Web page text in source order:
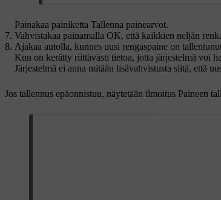
Painakaa painiketta Tallenna painearvot.
Vahvistakaa painamalla OK, että kaikkien neljän
Ajakaa autolla, kunnes uusi rengaspaine on
Kun on kerätty riittävästi tietoa, jotta järjestelmä voi
Järjestelmä ei anna mitään lisävahvistusta siitä, että
Jos tallennus epäonnistuu, näytetään ilmoitus Paineen